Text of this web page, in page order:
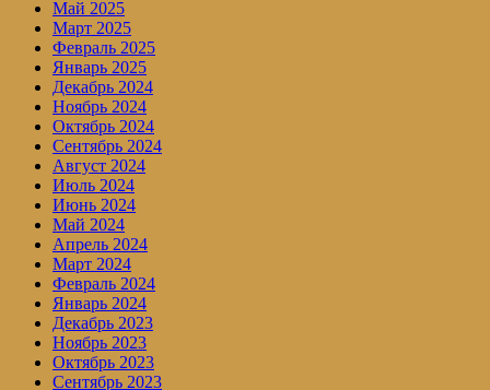
Май 2025
Март 2025
Февраль 2025
Январь 2025
Декабрь 2024
Ноябрь 2024
Октябрь 2024
Сентябрь 2024
Август 2024
Июль 2024
Июнь 2024
Май 2024
Апрель 2024
Март 2024
Февраль 2024
Январь 2024
Декабрь 2023
Ноябрь 2023
Октябрь 2023
Сентябрь 2023